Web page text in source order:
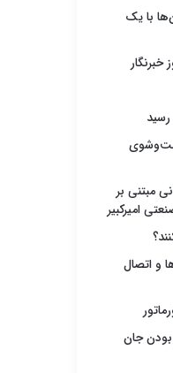
با یک
مبتنی بر
امیرکبیر
و اتصال
جان